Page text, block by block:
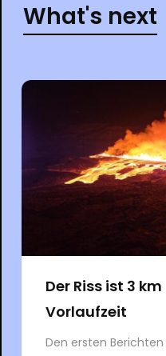
What's next
Der Riss ist 3
Vorlaufzeit
Den ersten